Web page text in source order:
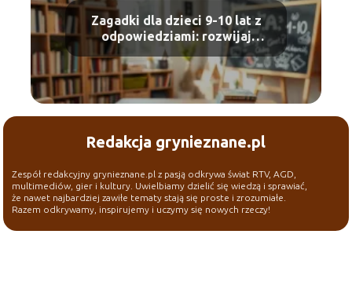
Zagadki dla dzieci 9-10 lat z
odpowiedziami: rozwijaj
umiejętności!
Redakcja grynieznane.pl
Zespół redakcyjny grynieznane.pl z pasją odkrywa świat RTV, AGD,
multimediów, gier i kultury. Uwielbiamy dzielić się wiedzą i sprawiać,
że nawet najbardziej zawiłe tematy stają się proste i zrozumiałe.
Razem odkrywamy, inspirujemy i uczymy się nowych rzeczy!